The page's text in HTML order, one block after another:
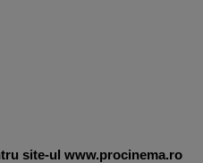
site-ul www.procinema.ro